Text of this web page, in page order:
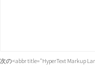
次の<abbr title="HyperText Markup